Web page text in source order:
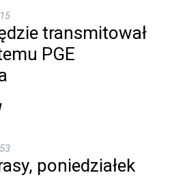
transmitował
PGE
poniedziałek